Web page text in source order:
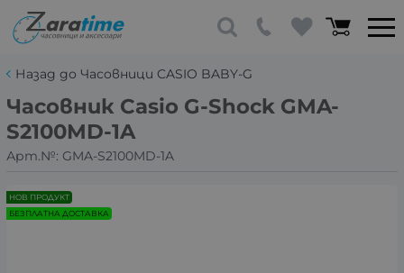
Назад до Часовници CASIO BABY-G
Часовник Casio G-Shock GMA-
S2100MD-1A
Арт.№: GMA-S2100MD-1A
НОВ ПРОДУКТ
БЕЗПЛАТНА ДОСТАВКА